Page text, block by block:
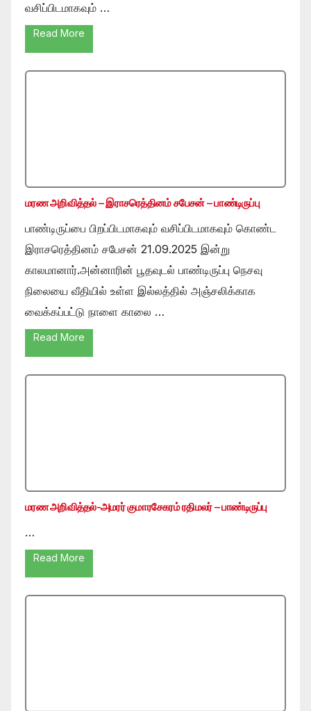
வசிப்பிடமாகவும் …
Read More
மரண அறிவித்தல் – இராசரெத்தினம் சபேசன் – பாண்டிருப்பு
பாண்டிருப்பை பிறப்பிடமாகவும் வசிப்பிடமாகவும் கொண்ட
இராசரெத்தினம் சபேசன் 21.09.2025 இன்று
காலமானார்.அன்னாரின் பூதவுடல் பாண்டிருப்பு நெசவு
நிலையை வீதியில் உள்ள இல்லத்தில் அஞ்சலிக்காக
வைக்கப்பட்டு நாளை காலை …
Read More
மரண அறிவித்தல்-அமரர் குமாரசேகரம் ரதிமலர் – பாண்டிருப்பு
…
Read More